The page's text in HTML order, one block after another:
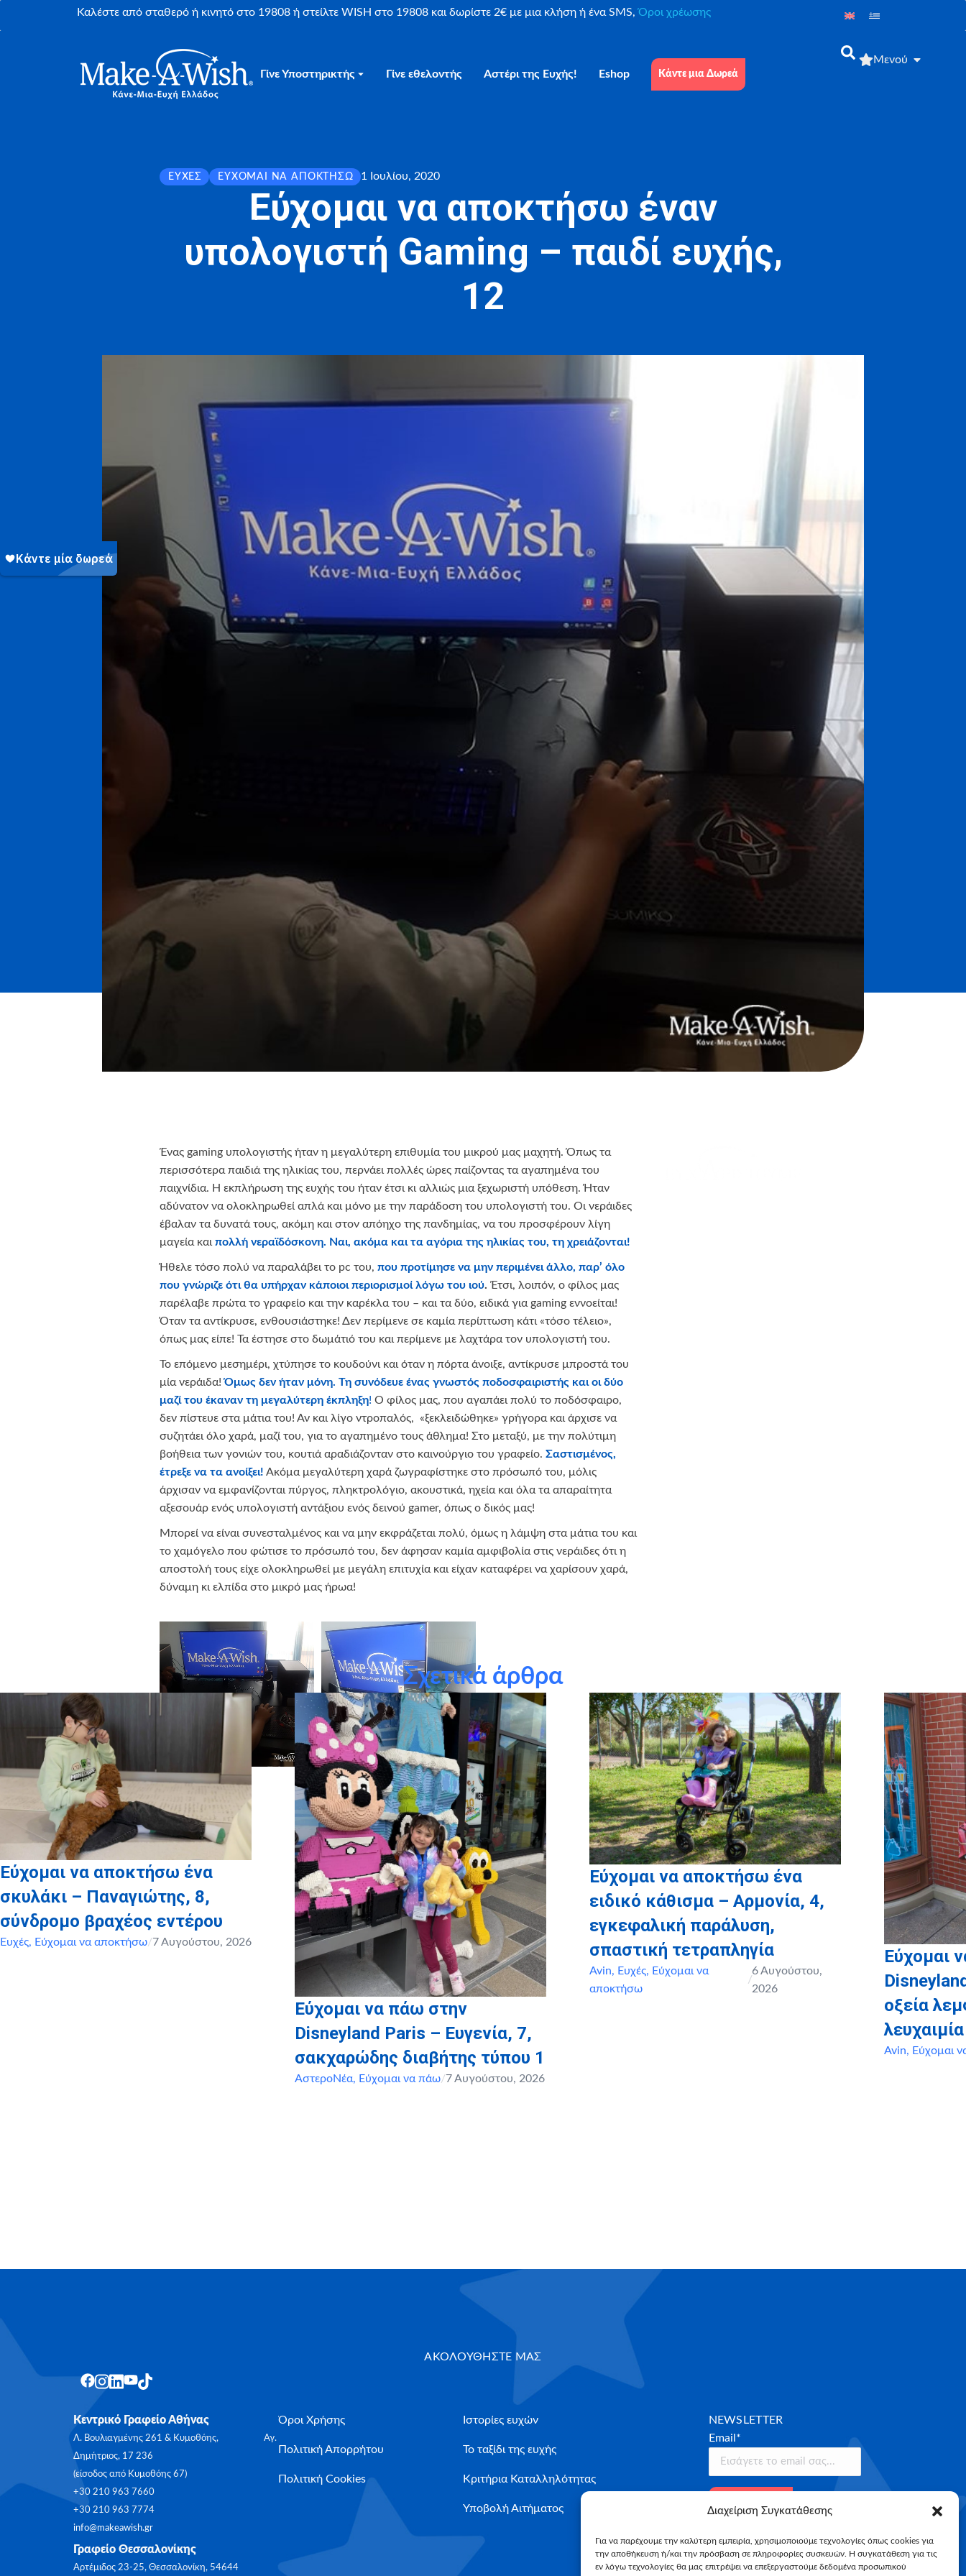
Διαχείριση Συγκατάθεσης
Για να παρέχουμε την καλύτερη εμπειρία, χρησιμοποιούμε τεχνολογίες όπως cookies για
την αποθήκευση ή/και την πρόσβαση σε πληροφορίες συσκευών. Η συγκατάθεση για τις
εν λόγω τεχνολογίες θα μας επιτρέψει να επεξεργαστούμε δεδομένα προσωπικού
Καλέστε από σταθερό ή κινητό στο 19808 ή στείλτε WISH στο 19808 και δωρίστε 2€ με μια κλήση ή ένα SMS,Όροι χρέωσης
Γίνε Υποστηρικτής Γίνε εθελοντής Αστέρι της Ευχής! Eshop Κάντε μια Δωρεά
Μενού
ΕΥΧΈΣ ΕΎΧΟΜΑΙ ΝΑ ΑΠΟΚΤΉΣΩ 1 Ιουλίου, 2020
Εύχομαι να αποκτήσω έναν
υπολογιστή Gaming – παιδί ευχής,
12
Ένας gaming υπολογιστής ήταν η μεγαλύτερη επιθυμία του μικρού μας μαχητή. Όπως τα
περισσότερα παιδιά της ηλικίας του, περνάει πολλές ώρες παίζοντας τα αγαπημένα του
παιχνίδια. H εκπλήρωση της ευχής του ήταν έτσι κι αλλιώς μια ξεχωριστή υπόθεση. Ήταν
αδύνατον να ολοκληρωθεί απλά και μόνο με την παράδοση του υπολογιστή του. Οι νεράιδες
έβαλαν τα δυνατά τους, ακόμη και στον απόηχο της πανδημίας, να του προσφέρουν λίγη
μαγεία καιπολλή νεραϊδόσκονη. Ναι, ακόμα και τα αγόρια της ηλικίας του, τη χρειάζονται!
Ήθελε τόσο πολύ να παραλάβει το pc του, που προτίμησε να μην περιμένει άλλο, παρ’ όλο
που γνώριζε ότι θα υπήρχαν κάποιοι περιορισμοί λόγω του ιού. Έτσι, λοιπόν, ο φίλος μας
παρέλαβε πρώτα το γραφείο και την καρέκλα του – και τα δύο, ειδικά για gaming εννοείται!
Όταν τα αντίκρυσε, ενθουσιάστηκε! Δεν περίμενε σε καμία περίπτωση κάτι «τόσο τέλειο»,
όπως μας είπε! Τα έστησε στο δωμάτιό του και περίμενε με λαχτάρα τον υπολογιστή του.
Το επόμενο μεσημέρι, χτύπησε το κουδούνι και όταν η πόρτα άνοιξε, αντίκρυσε μπροστά του
μία νεράιδα!Όμως δεν ήταν μόνη. Τη συνόδευε ένας γνωστός ποδοσφαιριστής και οι δύο
μαζί του έκαναν τη μεγαλύτερη έκπληξη! Ο φίλος μας, που αγαπάει πολύ το ποδόσφαιρο,
δεν πίστευε στα μάτια του! Αν και λίγο ντροπαλός, «ξεκλειδώθηκε» γρήγορα και άρχισε να
συζητάει όλο χαρά, μαζί του, για το αγαπημένο τους άθλημα! Στο μεταξύ, με την πολύτιμη
βοήθεια των γονιών του, κουτιά αραδιάζονταν στο καινούργιο του γραφείο. Σαστισμένος,
έτρεξε να τα ανοίξει! Ακόμα μεγαλύτερη χαρά ζωγραφίστηκε στο πρόσωπό του, μόλις
άρχισαν να εμφανίζονται πύργος, πληκτρολόγιο, ακουστικά, ηχεία και όλα τα απαραίτητα
αξεσουάρ ενός υπολογιστή αντάξιου ενός δεινού gamer, όπως ο δικός μας!
Μπορεί να είναι συνεσταλμένος και να μην εκφράζεται πολύ, όμως η λάμψη στα μάτια του και
το χαμόγελο που φώτισε το πρόσωπό του, δεν άφησαν καμία αμφιβολία στις νεράιδες ότι η
αποστολή τους είχε ολοκληρωθεί με μεγάλη επιτυχία και είχαν καταφέρει να χαρίσουν χαρά,
δύναμη κι ελπίδα στο μικρό μας ήρωα!
ΑΤΤΙΚΕΣ ΔΙΑΔΡΟΜΕΣ,
REDS)
Σχετικά άρθρα
Εύχομαι να αποκτήσω ένα
σκυλάκι – Παναγιώτης, 8,
σύνδρομο βραχέος εντέρου
Ευχές, Εύχομαι να αποκτήσω/7 Αυγούστου, 2026
Εύχομαι να πάω στην
Disneyland Paris – Ευγενία, 7,
σακχαρώδης διαβήτης τύπου 1
ΑστεροΝέα, Εύχομαι να πάω/7 Αυγούστου, 2026
Εύχομαι να αποκτήσω ένα
ειδικό κάθισμα – Αρμονία, 4,
εγκεφαλική παράλυση,
σπαστική τετραπληγία
Avin, Ευχές, Εύχομαι να
αποκτήσω
/
6 Αυγούστου,
2026
Εύχομαι
οξεία
λευχαιμία
Avin, Εύχομαι
ΑΚΟΛΟΥΘΗΣΤΕ ΜΑΣ
Κεντρικό Γραφείο Αθήνας
Λ. Βουλιαγμένης 261 & Κυμοθόης, Αγ.
Δημήτριος, 17 236
(είσοδος από Κυμοθόης 67)
+30 210 963 7660
+30 210 963 7774
info@makeawish.gr
Γραφείο Θεσσαλονίκης
Αρτέμιδος 23-25, Θεσσαλονίκη, 54644
Όροι Χρήσης
Πολιτική Απορρήτου
Πολιτική Cookies
Ιστορίες ευχών
Το ταξίδι της ευχής
Κριτήρια Καταλληλότητας
Υποβολή Αιτήματος
NEWSLETTER
Email*